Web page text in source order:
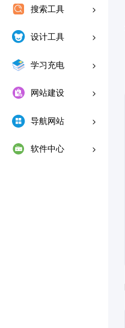
搜索工具
设计工具
学习充电
网站建设
导航网站
软件中心